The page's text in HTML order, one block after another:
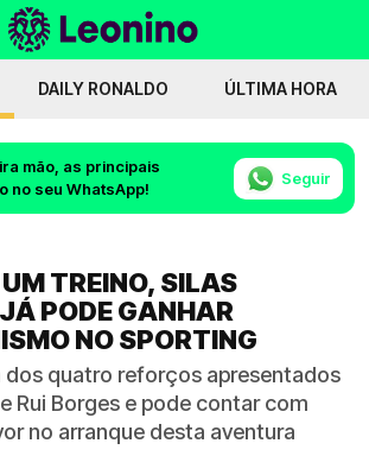
DAILY RONALDO ÚLTIMA HORA
mão, as principais
no seu WhatsApp!
Seguir
TREINO, SILAS
PODE GANHAR
NO SPORTING
quatro reforços apresentados
Rui Borges e pode contar com
no arranque desta aventura